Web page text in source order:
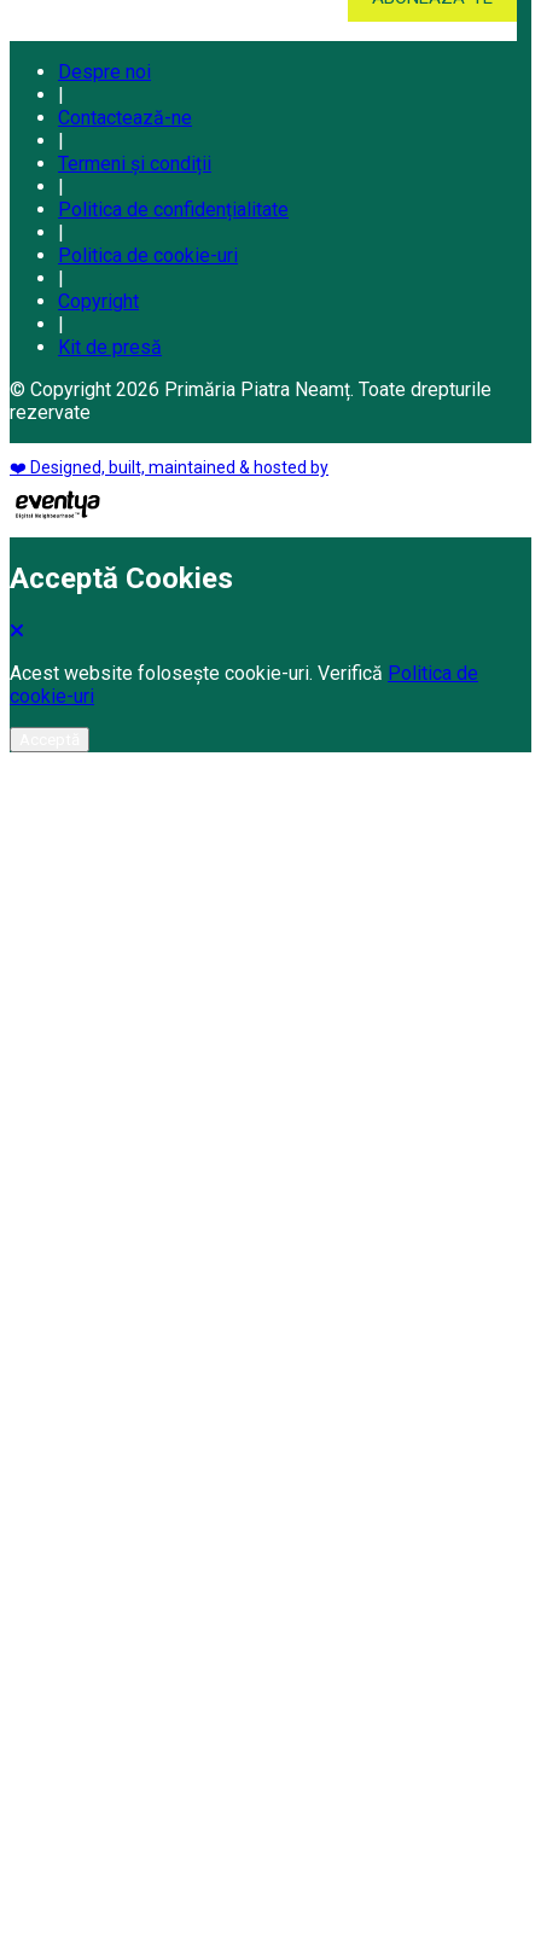
Despre noi
|
Contactează-ne
|
Termeni și condiții
|
Politica de confidențialitate
|
Politica de cookie-uri
|
Copyright
|
Kit de presă
© Copyright 2026 Primăria Piatra Neamț. Toate drepturile
rezervate
❤️ Designed, built, maintained & hosted by
Acceptă Cookies
Acest website folosește cookie-uri. Verifică Politica de
cookie-uri